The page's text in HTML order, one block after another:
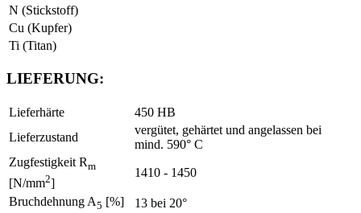
N (Stickstoff)
Cu (Kupfer)
Ti (Titan)
LIEFERUNG:
Lieferhärte
450 HB
Lieferzustand
vergütet, gehärtet und angelassen bei
mind. 590° C
Zugfestigkeit Rm
[N/mm2]
1410 - 1450
Bruchdehnung A5 [%]
13 bei 20°